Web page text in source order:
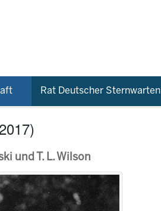
Rat Deutscher Sternwarten
und T. L. Wilson